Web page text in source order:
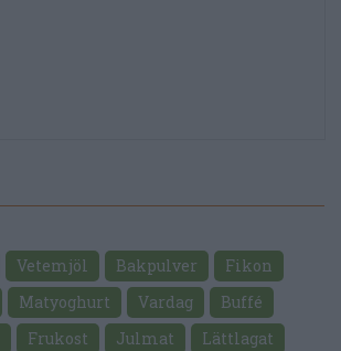
Vetemjöl Bakpulver
Fikon
Matyoghurt Vardag
Buffé
Frukost Julmat
Lättlagat